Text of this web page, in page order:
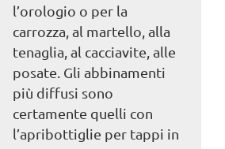
l’orologio o per la
carrozza, al martello, alla
tenaglia, al cacciavite, alle
posate. Gli abbinamenti
più diffusi sono
certamente quelli con
l’apribottiglie per tappi in